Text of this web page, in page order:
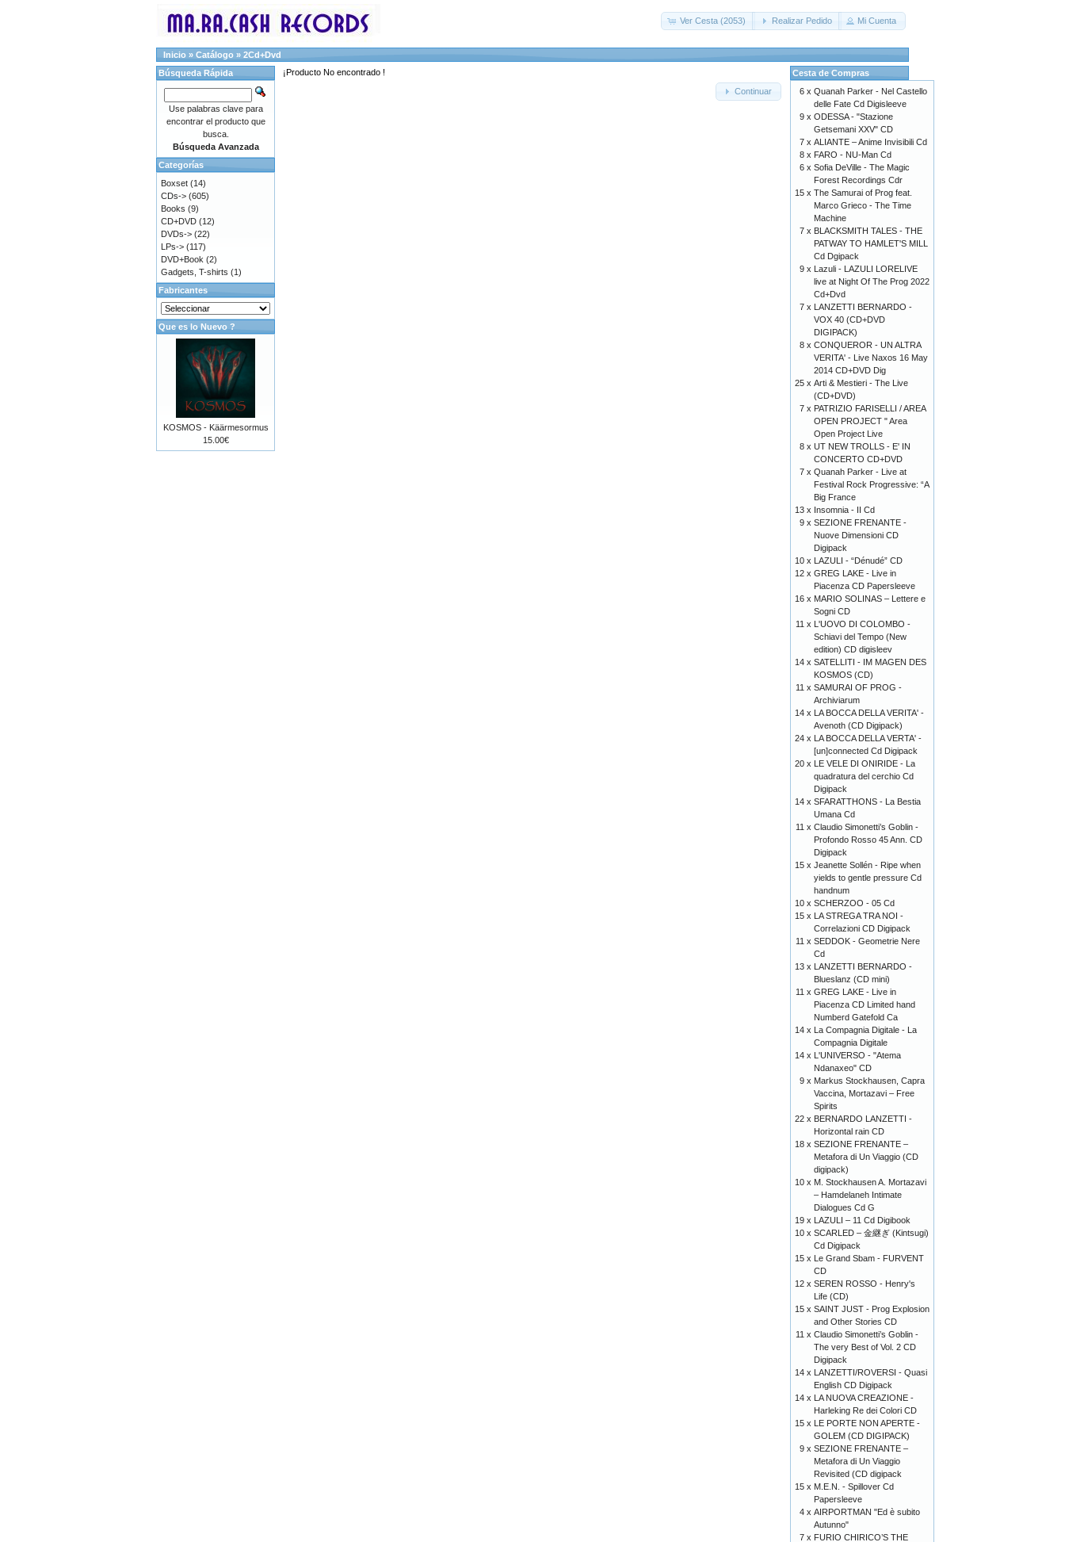
Ver Cesta (2053) Realizar Pedido Mi Cuenta
Inicio » Catálogo » 2Cd+Dvd
¡Producto No encontrado !
Continuar
Búsqueda Rápida
Use palabras clave para
encontrar el producto que
busca.
Búsqueda Avanzada
Categorías
Boxset (14)
CDs-> (605)
Books (9)
CD+DVD (12)
DVDs-> (22)
LPs-> (117)
DVD+Book (2)
Gadgets, T-shirts (1)
Fabricantes
Que es lo Nuevo ?
KOSMOS - Käärmesormus
15.00€
Cesta de Compras
6 x Quanah Parker - Nel Castello
delle Fate Cd Digisleeve
9 x ODESSA - "Stazione
Getsemani XXV" CD
7 x ALIANTE – Anime Invisibili Cd
8 x FARO - NU-Man Cd
6 x Sofia DeVille - The Magic
Forest Recordings Cdr
15 x The Samurai of Prog feat.
Marco Grieco - The Time
Machine
7 x BLACKSMITH TALES - THE
PATWAY TO HAMLET'S MILL
Cd Dgipack
9 x Lazuli - LAZULI LORELIVE
live at Night Of The Prog 2022
Cd+Dvd
7 x LANZETTI BERNARDO -
VOX 40 (CD+DVD
DIGIPACK)
8 x CONQUEROR - UN ALTRA
VERITA' - Live Naxos 16 May
2014 CD+DVD Dig
25 x Arti & Mestieri - The Live
(CD+DVD)
7 x PATRIZIO FARISELLI / AREA
OPEN PROJECT " Area
Open Project Live
8 x UT NEW TROLLS - E' IN
CONCERTO CD+DVD
7 x Quanah Parker - Live at
Festival Rock Progressive: “A
Big France
13 x Insomnia - II Cd
9 x SEZIONE FRENANTE -
Nuove Dimensioni CD
Digipack
10 x LAZULI - “Dénudé” CD
12 x GREG LAKE - Live in
Piacenza CD Papersleeve
16 x MARIO SOLINAS – Lettere e
Sogni CD
11 x L'UOVO DI COLOMBO -
Schiavi del Tempo (New
edition) CD digisleev
14 x SATELLITI - IM MAGEN DES
KOSMOS (CD)
11 x SAMURAI OF PROG -
Archiviarum
14 x LA BOCCA DELLA VERITA' -
Avenoth (CD Digipack)
24 x LA BOCCA DELLA VERTA' -
[un]connected Cd Digipack
20 x LE VELE DI ONIRIDE - La
quadratura del cerchio Cd
Digipack
14 x SFARATTHONS - La Bestia
Umana Cd
11 x Claudio Simonetti’s Goblin -
Profondo Rosso 45 Ann. CD
Digipack
15 x Jeanette Sollén - Ripe when
yields to gentle pressure Cd
handnum
10 x SCHERZOO - 05 Cd
15 x LA STREGA TRA NOI -
Correlazioni CD Digipack
11 x SEDDOK - Geometrie Nere
Cd
13 x LANZETTI BERNARDO -
Blueslanz (CD mini)
11 x GREG LAKE - Live in
Piacenza CD Limited hand
Numberd Gatefold Ca
14 x La Compagnia Digitale - La
Compagnia Digitale
14 x L'UNIVERSO - "Atema
Ndanaxeo" CD
9 x Markus Stockhausen, Capra
Vaccina, Mortazavi – Free
Spirits
22 x BERNARDO LANZETTI -
Horizontal rain CD
18 x SEZIONE FRENANTE –
Metafora di Un Viaggio (CD
digipack)
10 x M. Stockhausen A. Mortazavi
– Hamdelaneh Intimate
Dialogues Cd G
19 x LAZULI – 11 Cd Digibook
10 x SCARLED – 金継ぎ (Kintsugi)
Cd Digipack
15 x Le Grand Sbam - FURVENT
CD
12 x SEREN ROSSO - Henry's
Life (CD)
15 x SAINT JUST - Prog Explosion
and Other Stories CD
11 x Claudio Simonetti’s Goblin -
The very Best of Vol. 2 CD
Digipack
14 x LANZETTI/ROVERSI - Quasi
English CD Digipack
14 x LA NUOVA CREAZIONE -
Harleking Re dei Colori CD
15 x LE PORTE NON APERTE -
GOLEM (CD DIGIPACK)
9 x SEZIONE FRENANTE –
Metafora di Un Viaggio
Revisited (CD digipack
15 x M.E.N. - Spillover Cd
Papersleeve
4 x AIRPORTMAN "Ed è subito
Autunno"
7 x FURIO CHIRICO’S THE